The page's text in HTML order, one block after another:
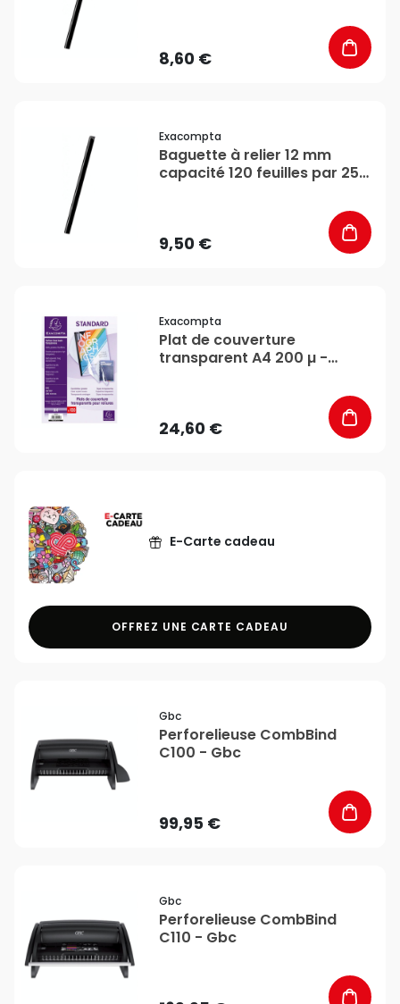
8,60 €
Exacompta
Baguette à relier 12 mm
capacité 120 feuilles par 25 -
9,50 €
Exacompta
Plat de couverture
transparent A4 200 µ -
24,60 €
E-Carte cadeau
OFFREZ UNE CARTE CADEAU
Gbc
Perforelieuse CombBind
C100 - Gbc
99,95 €
Gbc
Perforelieuse CombBind
C110 - Gbc